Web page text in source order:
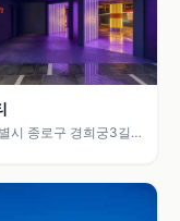
시 종로구 경희궁3길